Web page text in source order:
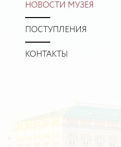
НОВОСТИ МУЗЕЯ
ПОСТУПЛЕНИЯ
КОНТАКТЫ